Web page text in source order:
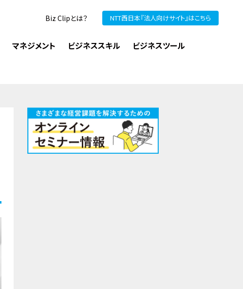
Biz Clipとは？ NTT西日本『法人向けサイト』はこちら
マネジメント ビジネススキル ビジネスツール